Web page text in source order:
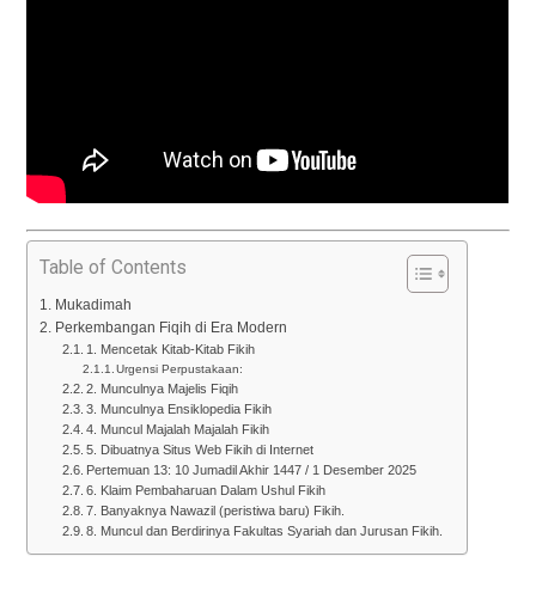
Table of Contents
Mukadimah
Perkembangan Fiqih di Era Modern
1. Mencetak Kitab-Kitab Fikih
Urgensi Perpustakaan:
2. Munculnya Majelis Fiqih
3. Munculnya Ensiklopedia Fikih
4. Muncul Majalah Majalah Fikih
5. Dibuatnya Situs Web Fikih di Internet
Pertemuan 13: 10 Jumadil Akhir 1447 / 1 Desember 2025
6. Klaim Pembaharuan Dalam Ushul Fikih
7. Banyaknya Nawazil (peristiwa baru) Fikih.
8. Muncul dan Berdirinya Fakultas Syariah dan Jurusan Fikih.